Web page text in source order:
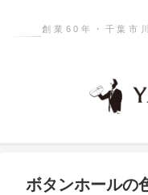
創業60年・千葉市
ボタンホールの